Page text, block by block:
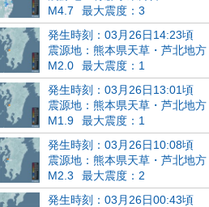
M4.7
最大震度：3
発生時刻：03月26日14:23頃
震源地：熊本県天草・芦北地方
M2.0
最大震度：1
発生時刻：03月26日13:01頃
震源地：熊本県天草・芦北地方
M1.9
最大震度：1
発生時刻：03月26日10:08頃
震源地：熊本県天草・芦北地方
M2.3
最大震度：2
発生時刻：03月26日00:43頃